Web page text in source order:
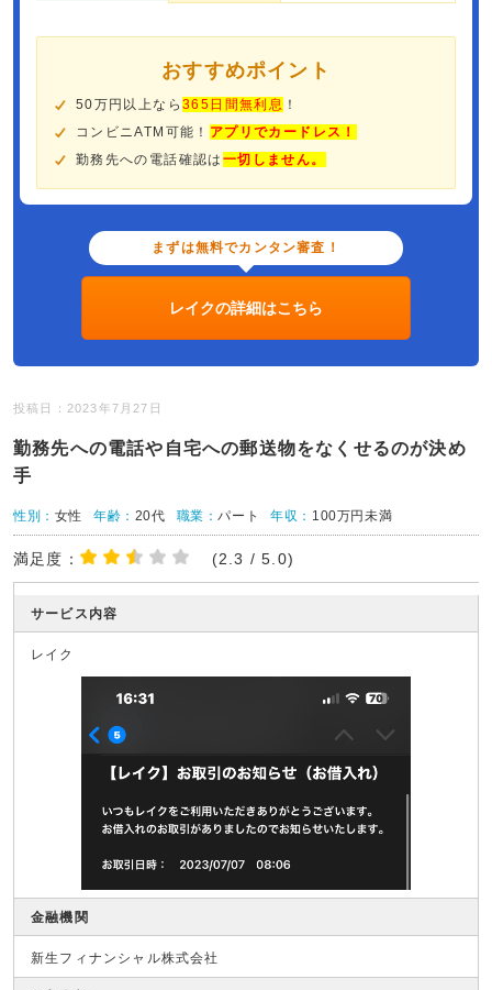
おすすめポイント
50万円以上なら 365日間無利息 ！
コンビニATM可能！ アプリでカードレス！
勤務先への電話確認は 一切しません。
まずは無料でカンタン審査！
レイクの詳細はこちら
投稿日：2023年7月27日
勤務先への電話や自宅への郵送物をなくせるのが決め
手
性別： 女性 年齢： 20代 職業：パート 年収： 100万円未満
満足度： (2.3 / 5.0)
サービス内容
レイク
金融機関
新生フィナンシャル株式会社